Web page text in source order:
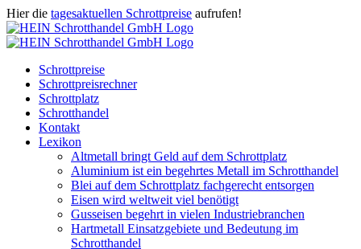
Zum
Inhalt
springen
Hier die tagesaktuellen Schrottpreise aufrufen!
Facebook
Instagram
WhatsApp
Twitter
E-
Mail
Schrottpreise
Schrottpreisrechner
Schrottplatz
Schrotthandel
Kontakt
Lexikon
Altmetall bringt Geld auf dem Schrottplatz
Aluminium ist ein begehrtes Metall im Schrotthandel
Blei auf dem Schrottplatz fachgerecht entsorgen
Eisen wird weltweit viel benötigt
Gusseisen begehrt in vielen Industriebranchen
Hartmetall Einsatzgebiete und Bedeutung im
Schrotthandel